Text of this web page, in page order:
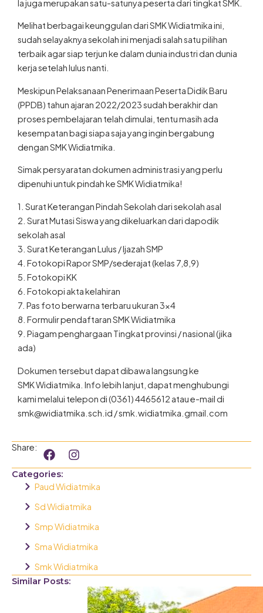
sudah selayaknya sekolah ini menjadi salah satu pilihan
terbaik agar siap terjun ke dalam dunia industri dan dunia
kerja setelah lulus nanti.
(PPDB) tahun ajaran 2022/2023 sudah berakhir dan
proses pembelajaran telah dimulai, tentu masih ada
kesempatan bagi siapa saja yang ingin bergabung
dengan SMK Widiatmika.
dipenuhi untuk pindah ke SMK Widiatmika!
2. Surat Mutasi Siswa yang dikeluarkan dari dapodik
sekolah asal
3. Surat Keterangan Lulus / Ijazah SMP
4. Fotokopi Rapor SMP/sederajat (kelas 7,8,9)
5. Fotokopi KK
6. Fotokopi akta kelahiran
7. Pas foto berwarna terbaru ukuran 3×4
8. Formulir pendaftaran SMK Widiatmika
9. Piagam penghargaan Tingkat provinsi / nasional (jika
ada)
SMK Widiatmika. Info lebih lanjut, dapat menghubungi
kami melalui telepon di (0361) 4465612 atau e-mail di
smk@widiatmika.sch.id / smk.widiatmika.gmail.com
F
a
c
e
b
o
k
I
n
s
a
r
a
m
Categories:
Paud Widiatmika
Similar Posts: